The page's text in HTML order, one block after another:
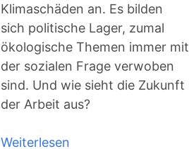
Klimaschäden an. Es bilden
sich politische Lager, zumal
ökologische Themen immer mit
der sozialen Frage verwoben
sind. Und wie sieht die Zukunft
der Arbeit aus?
Weiterlesen